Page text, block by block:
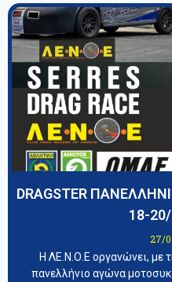
DRAGSTER
18-
27/
Η ΛΕ.Ν.Ο.Ε οργανώνει, με
πανελλήνιο αγώνα